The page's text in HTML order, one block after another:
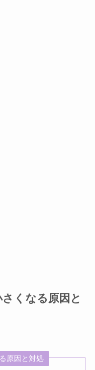
くなる原因と
原因と対処